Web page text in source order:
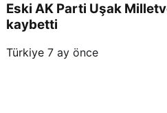
Eski AK Parti Uşak
kaybetti
Türkiye 7 ay önce